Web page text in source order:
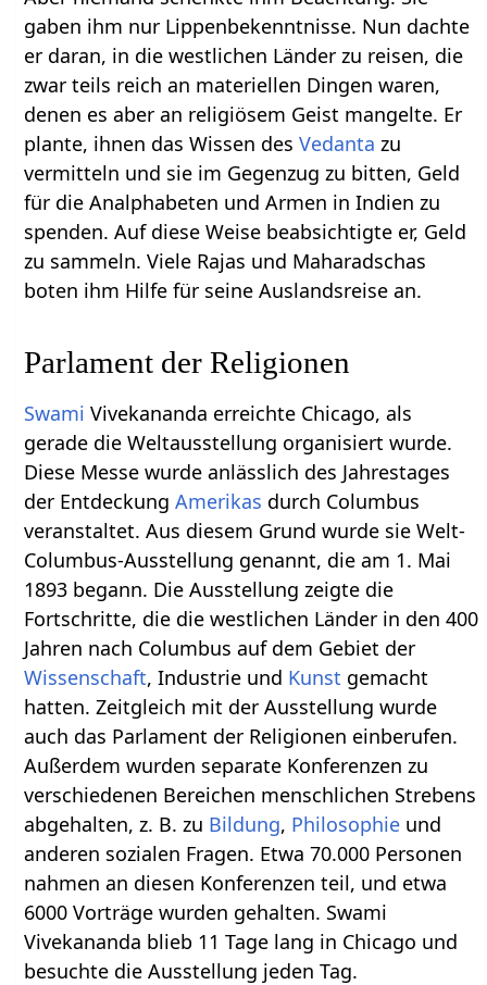
gaben ihm nur Lippenbekenntnisse. Nun dachte
er daran, in die westlichen Länder zu reisen, die
zwar teils reich an materiellen Dingen waren,
denen es aber an religiösem Geist mangelte. Er
plante, ihnen das Wissen desVedanta zu
vermitteln und sie im Gegenzug zu bitten, Geld
für die Analphabeten und Armen in Indien zu
spenden. Auf diese Weise beabsichtigte er, Geld
zu sammeln. Viele Rajas und Maharadschas
boten ihm Hilfe für seine Auslandsreise an.
Parlament der Religionen
Swami Vivekananda erreichte Chicago, als
gerade die Weltausstellung organisiert wurde.
Diese Messe wurde anlässlich des Jahrestages
der EntdeckungAmerikas durch Columbus
veranstaltet. Aus diesem Grund wurde sie Welt-
Columbus-Ausstellung genannt, die am 1. Mai
1893 begann. Die Ausstellung zeigte die
Fortschritte, die die westlichen Länder in den 400
Jahren nach Columbus auf dem Gebiet der
Wissenschaft, Industrie und Kunst gemacht
hatten. Zeitgleich mit der Ausstellung wurde
auch das Parlament der Religionen einberufen.
Außerdem wurden separate Konferenzen zu
verschiedenen Bereichen menschlichen Strebens
abgehalten, z. B. zu Bildung, Philosophie und
anderen sozialen Fragen. Etwa 70.000 Personen
nahmen an diesen Konferenzen teil, und etwa
6000 Vorträge wurden gehalten. Swami
Vivekananda blieb 11 Tage lang in Chicago und
besuchte die Ausstellung jeden Tag.